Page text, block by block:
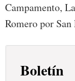
Campamento,
Romero por
Boletín